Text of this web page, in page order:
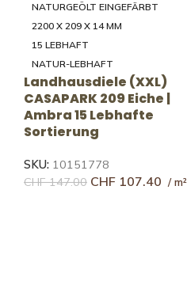
NATURGEÖLT EINGEFÄRBT
2800 × 260 × 11 MM
35 LEBHAFT
NATUR-LEBHAFT
Landhausdiele (XXXL)
SILVERLINE EDITION Eiche |
Silver 35 Lebhafte
Sortierung
SKU: 10016953
CHF277.82 CHF188.46